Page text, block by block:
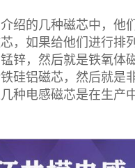
的几种磁芯中，他
，如果给他们进行排
锌，然后就是铁氧体
硅铝磁芯，然后就是
种电感磁芯是在生产